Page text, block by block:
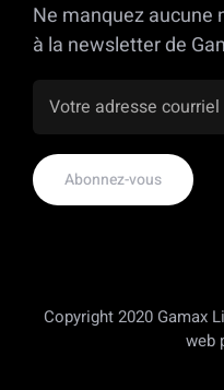
Ne manquez aucune
à la newsletter de
Copyright 2020 Gamax
web